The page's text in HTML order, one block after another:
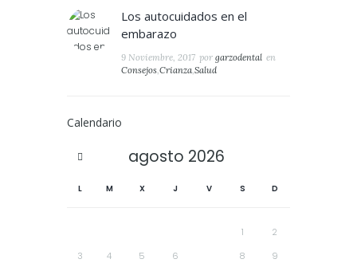
Los autocuidados en el
embarazo
9 Noviembre, 2017 por garzodental en
Consejos,Crianza,Salud
Calendario
agosto 2026
L M X J V S D
1
2
3
4 5 6 8 9